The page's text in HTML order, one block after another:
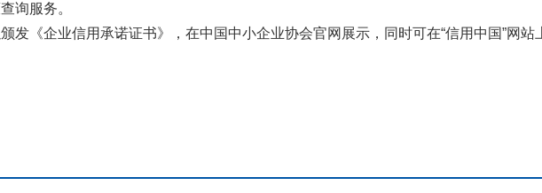
询服务。
发《企业信用承诺证书》，在中国中小企业协会官网展示，同时可在“信用中国”网站